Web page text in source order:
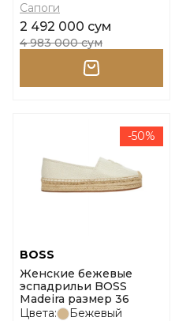
Сапоги
2 492 000 сум
4 983 000 сум
-50%
BOSS
Женские бежевые
эспадрильи BOSS
Madeira размер 36
Цвета:
Бежевый